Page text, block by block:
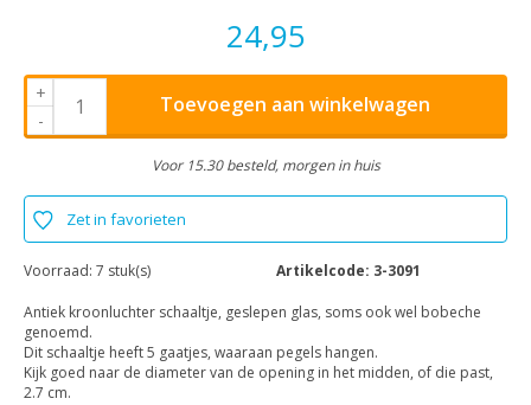
24,95
+
-
Toevoegen aan winkelwagen
Voor 15.30 besteld, morgen in huis
Zet in favorieten
Voorraad: 7 stuk(s) Artikelcode: 3-3091
Antiek kroonluchter schaaltje, geslepen glas, soms ook wel bobeche
genoemd.
Dit schaaltje heeft 5 gaatjes, waaraan pegels hangen.
Kijk goed naar de diameter van de opening in het midden, of die past,
2.7 cm.